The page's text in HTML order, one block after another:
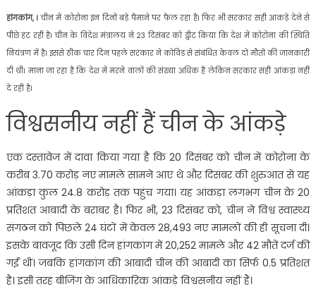
हांगकांग, ।चीन में कोरोना इन दिनों बड़े पैमाने पर फैल रहा है। फिर भी सरकार सही आकड़े देने से
पीछे हट रही है। चीन के विदेश मंत्रालय ने 23 दिसंबर को ट्वीट किया कि देश में कोरोना की स्थिति
नियंत्रण में है। इससे ठीक चार दिन पहले सरकार ने कोविड से संबंधित केवल दो मौतों की जानकारी
दी थी। माना जा रहा है कि देश में मरने वालों की संख्या अधिक है लेकिन सरकार सही आंकड़ा नहीं
दे रही है।
विश्वसनीय नहीं हैं चीन के आंकड़े
एक दस्तावेज में दावा किया गया है कि 20 दिसंबर को चीन में कोरोना के
करीब 3.70 करोड़ नए मामले सामने आए थे और दिसंबर की शुरुआत से यह
आंकड़ा कुल 24.8 करोड़ तक पहुंच गया। यह आंकड़ा लगभग चीन के 20
प्रतिशत आबादी के बराबर है। फिर भी, 23 दिसंबर को, चीन ने विश्व स्वास्थ्य
संगठन को पिछले 24 घंटों में केवल 28,493 नए मामलों की ही सूचना दी।
इसके बावजूद कि उसी दिन हांगकांग में 20,252 मामले और 42 मौतें दर्ज की
गईं थीं। जबकि हांगकांग की आबादी चीन की आबादी का सिर्फ 0.5 प्रतिशत
है। इसी तरह बीजिंग के आधिकारिक आंकड़े विश्वसनीय नहीं हैं।